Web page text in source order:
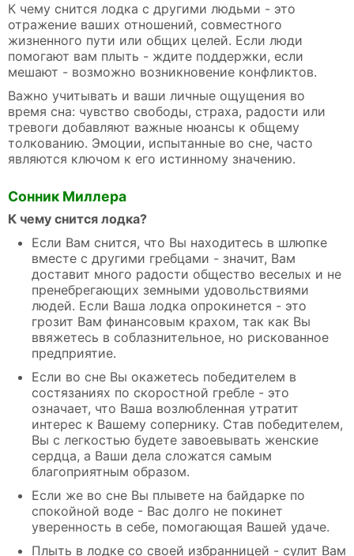
К чему снится лодка с другими людьми - это
отражение ваших отношений, совместного
жизненного пути или общих целей. Если люди
помогают вам плыть - ждите поддержки, если
мешают - возможно возникновение конфликтов.
Важно учитывать и ваши личные ощущения во
время сна: чувство свободы, страха, радости или
тревоги добавляют важные нюансы к общему
толкованию. Эмоции, испытанные во сне, часто
являются ключом к его истинному значению.
Сонник Миллера
К чему снится лодка?
Если Вам снится, что Вы находитесь в шлюпке
вместе с другими гребцами - значит, Вам
доставит много радости общество веселых и не
пренебрегающих земными удовольствиями
людей. Если Ваша лодка опрокинется - это
грозит Вам финансовым крахом, так как Вы
ввяжетесь в соблазнительное, но рискованное
предприятие.
Если во сне Вы окажетесь победителем в
состязаниях по скоростной гребле - это
означает, что Ваша возлюбленная утратит
интерес к Вашему сопернику. Став победителем,
Вы с легкостью будете завоевывать женские
сердца, а Ваши дела сложатся самым
благоприятным образом.
Если же во сне Вы плывете на байдарке по
спокойной воде - Вас долго не покинет
уверенность в себе, помогающая Вашей удаче.
Плыть в лодке со своей избранницей - сулит Вам